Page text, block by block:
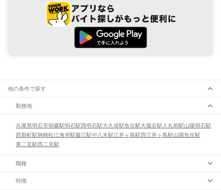
他の条件で探す
勤務地
兵庫県明石市朝霧駅明石駅西明石駅大久保駅魚住駅大蔵谷駅 人丸前駅山陽明石駅
西新町駅林崎松江海岸駅藤江駅中八木駅江井ヶ島駅西江井ヶ島駅山陽魚住駅
東二見駅西二見駅
職種
特徴